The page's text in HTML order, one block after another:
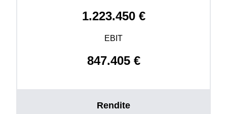
1.223.450€
EBIT
847.405€
Rendite